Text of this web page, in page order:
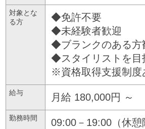
対象とな
る方
◆免許不要
◆未経験者歓迎
◆ブランクのある方
◆スタイリストを目
※資格取得支援制度
給与 月給 180,000円 ～
勤務時間 09:00－19:00（休憩